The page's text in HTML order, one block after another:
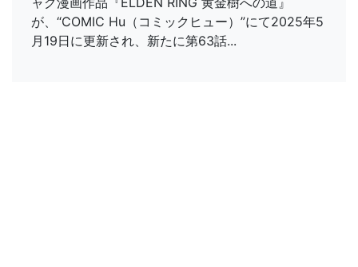
が、“COMIC Hu（コミックヒュー）”にて2025年5
月19日に更新され、新たに第63話...